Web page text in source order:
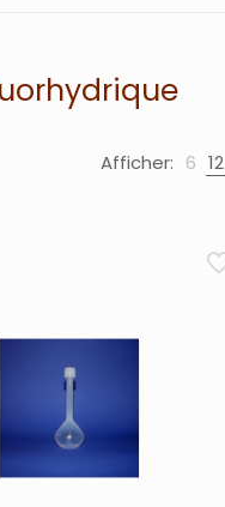
Afficher: 6 12